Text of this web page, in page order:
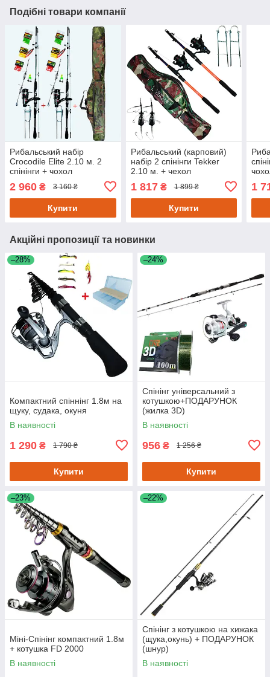
Подібні товари компанії
Рибальський набір
Crocodile Elite 2.10 м. 2
спінінги + чохол
2 960 ₴ 3 160 ₴
Купити
Рибальський (карповий)
набір 2 спінінги Tekker
2.10 м. + чехол
1 817₴ 1 899 ₴
Купити
1
Акційні пропозиції та новинки
–28%
Компактний спіннінг 1.8м на
щуку, судака, окуня
В наявності
1 290 ₴ 1 790 ₴
Купити
–24%
Спінінг універсальний з
котушкою+ПОДАРУНОК
(жилка 3D)
В наявності
956 ₴ 1 256 ₴
Купити
–23%
Міні-Спінінг компактний 1.8м
+ котушка FD 2000
В наявності
–22%
Спінінг з котушкою на хижака
(щука,окунь) + ПОДАРУНОК
(шнур)
В наявності